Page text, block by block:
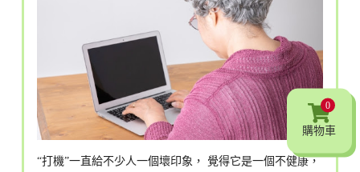
“打機”一直給不少人一個壞印象， 覺得它是一個不健康，
0
購物車